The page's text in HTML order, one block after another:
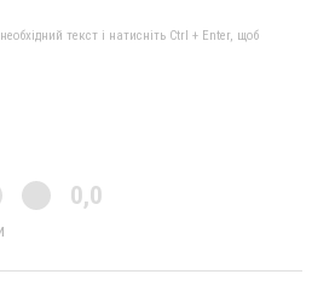
текст і натисніть Ctrl + Enter, щоб
0,0